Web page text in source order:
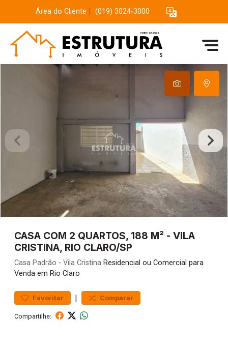
Área do Cliente (019) 3024-3000
CASA COM 2 QUARTOS, 188 M² - VILA
CRISTINA, RIO CLARO/SP
Casa Padrão - Vila Cristina Residencial ou Comercial para
Venda em Rio Claro
Favoritar | Comparar
Compartilhe: